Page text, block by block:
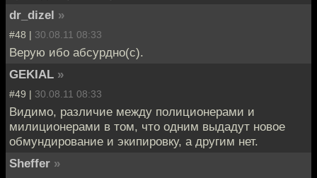
dr_dizel »
#48 | 30.08.11 08:33
Верую ибо абсурдно(с).
GEKIAL »
#49 | 30.08.11 08:33
Видимо, различие между полиционерами и
милиционерами в том, что одним выдадут новое
обмундирование и экипировку, а другим нет.
Sheffer »